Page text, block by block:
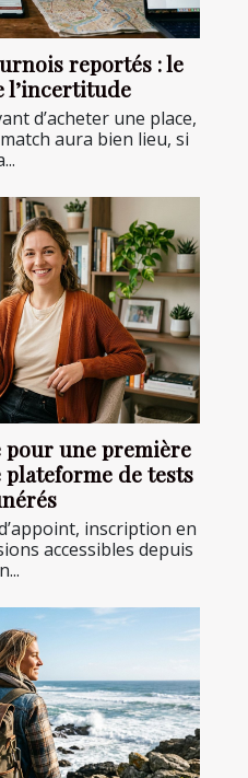
reportés : le
l’incertitude
d’acheter une place,
aura bien lieu, si
pour une première
de tests
inscription en
accessibles depuis